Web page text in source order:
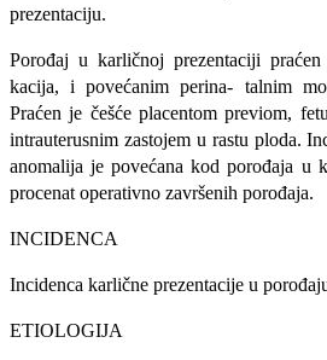
prezentaciju.
Porođaj u karličnoj prezentaciji
kacija, i povećanim perina- talnim
Praćen je češće placentom previom,
intrauterusnim zastojem u rastu ploda.
anomalija je povećana kod porođaja u
procenat operativno završenih porođaja.
INCIDENCA
Incidenca karlične prezentacije u
ETIOLOGIJA